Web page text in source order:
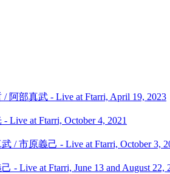
/ 阿部真武 - Live at Ftarri, April 19, 2023
- Live at Ftarri, October 4, 2021
/ 市原義己 - Live at Ftarri, October 3,
- Live at Ftarri, June 13 and August 22,